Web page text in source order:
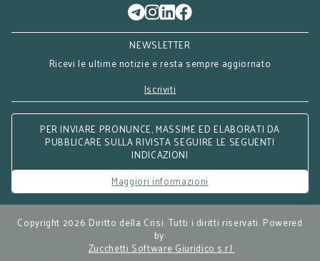
NEWSLETTER
Ricevi le ultime notizie e resta sempre aggiornato
Iscriviti
PER INVIARE PRONUNCE, MASSIME ED ELABORATI DA
PUBBLICARE SULLA RIVISTA SEGUIRE LE SEGUENTI
INDICAZIONI
Maggiori informazioni
Copyright 2026 Diritto della Crisi. Tutti i diritti riservati. Powered
by:
Zucchetti Software Giuridico s.r.l.